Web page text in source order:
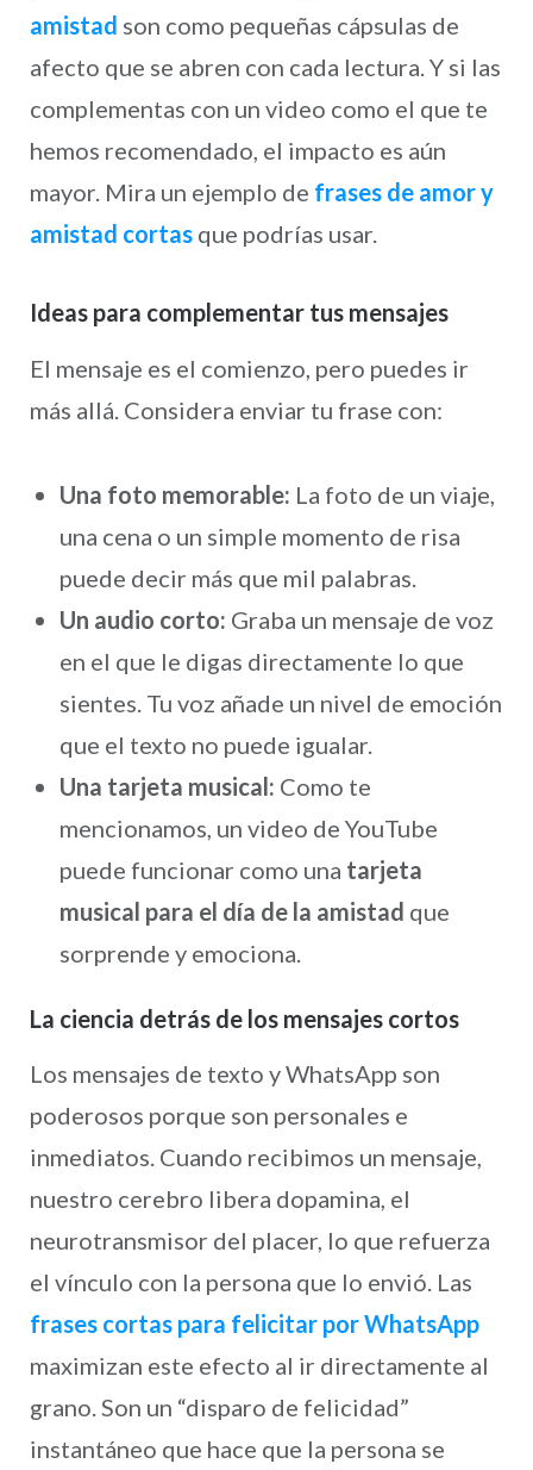
amistad son como pequeñas cápsulas de
afecto que se abren con cada lectura. Y si las
complementas con un video como el que te
hemos recomendado, el impacto es aún
mayor. Mira un ejemplo de frases de amor y
amistad cortasque podrías usar.
Ideas para complementar tus mensajes
El mensaje es el comienzo, pero puedes ir
más allá. Considera enviar tu frase con:
Una foto memorable: La foto de un viaje,
una cena o un simple momento de risa
puede decir más que mil palabras.
Un audio corto: Graba un mensaje de voz
en el que le digas directamente lo que
sientes. Tu voz añade un nivel de emoción
que el texto no puede igualar.
Una tarjeta musical: Como te
mencionamos, un video de YouTube
puede funcionar como una tarjeta
musical para el día de la amistad que
sorprende y emociona.
La ciencia detrás de los mensajes cortos
Los mensajes de texto y WhatsApp son
poderosos porque son personales e
inmediatos. Cuando recibimos un mensaje,
nuestro cerebro libera dopamina, el
neurotransmisor del placer, lo que refuerza
el vínculo con la persona que lo envió. Las
frases cortas para felicitar por WhatsApp
maximizan este efecto al ir directamente al
grano. Son un “disparo de felicidad”
instantáneo que hace que la persona se